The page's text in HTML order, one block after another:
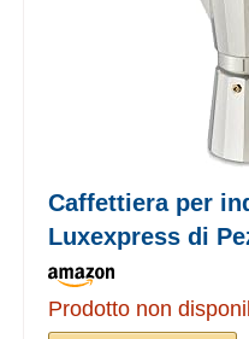
Caffettiera per
Luxexpress di
Prodotto non